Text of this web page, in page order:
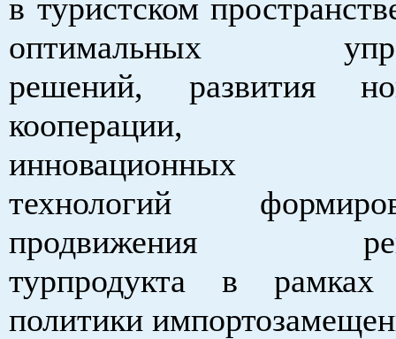
в туристском
оптимальных
решений, развития
кооперации,
инновационных
технологий
продвижения
турпродукта в рамках
политики